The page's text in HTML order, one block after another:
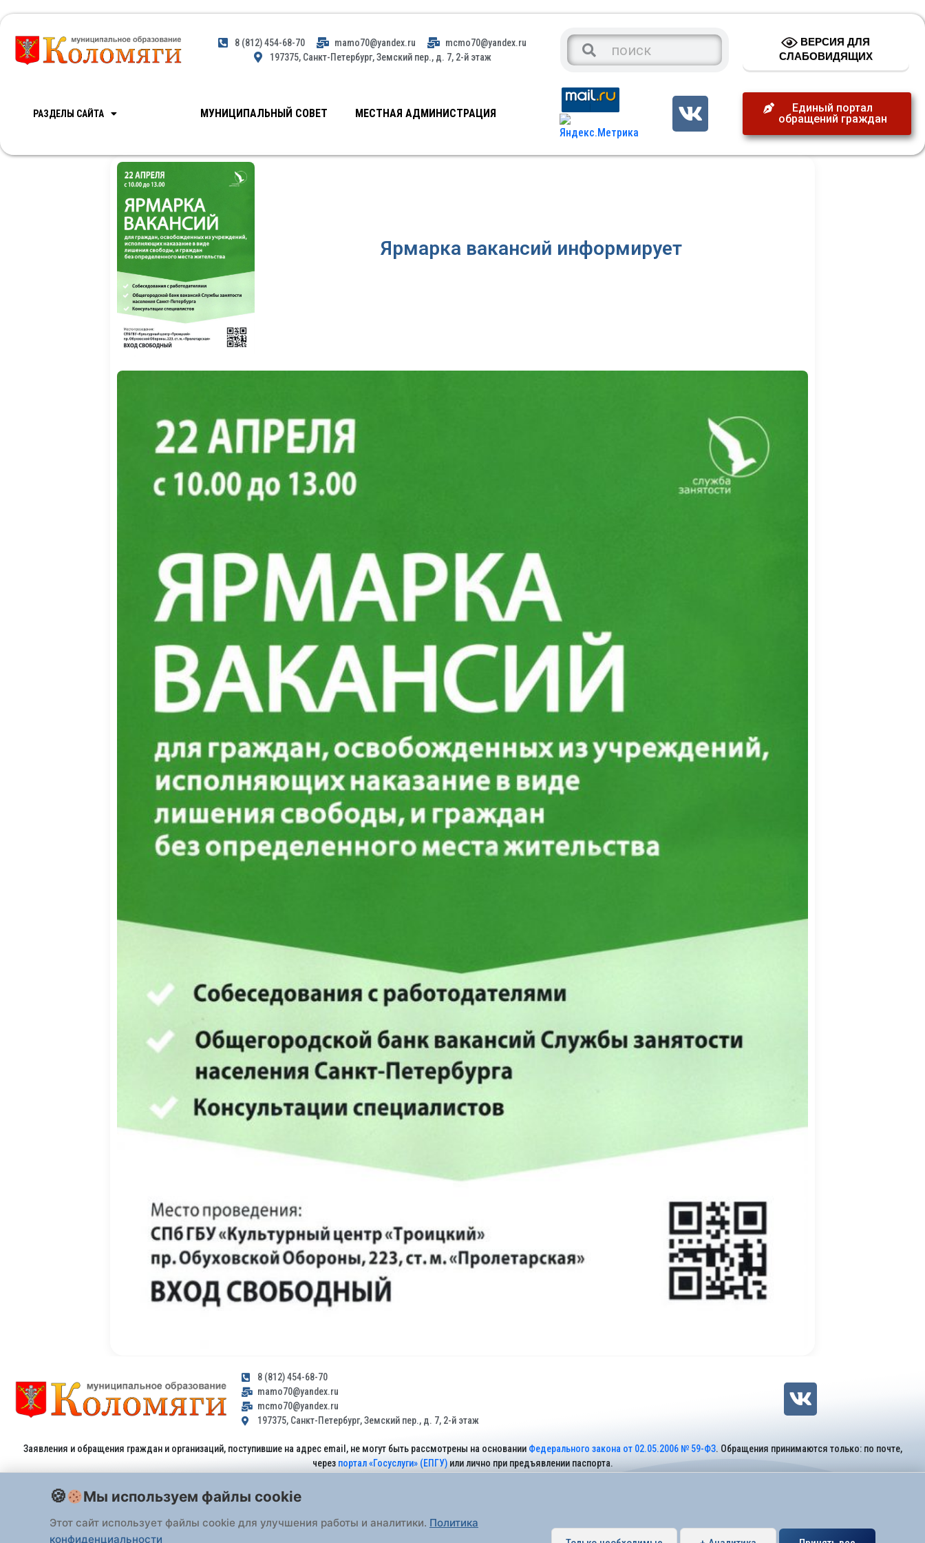
8 (812) 454-68-70 mamo70@yandex.ru
mcmo70@yandex.ru
197375, Санкт-Петербург, Земский пер., д. 7, 2-й этаж
ВЕРСИЯ ДЛЯ
СЛАБОВИДЯЩИХ
РАЗДЕЛЫ САЙТА МУНИЦИПАЛЬНЫЙ СОВЕТ МЕСТНАЯ АДМИНИСТРАЦИЯ
Единый портал
обращений граждан
Ярмарка вакансий информирует
8 (812) 454-68-70
mamo70@yandex.ru
mcmo70@yandex.ru
197375, Санкт-Петербург, Земский пер., д. 7, 2-й этаж
Заявления и обращения граждан и организаций, поступившие на адрес email, не могут быть рассмотрены на основании Федерального закона от 02.05.2006 № 59-ФЗ. Обращения принимаются только: по почте,
через портал «Госуслуги» (ЕПГУ)или лично при предъявлении паспорта.
Мы используем файлы cookie
Этот сайт использует файлы cookie для улучшения работы и аналитики. Политика
конфиденциальности